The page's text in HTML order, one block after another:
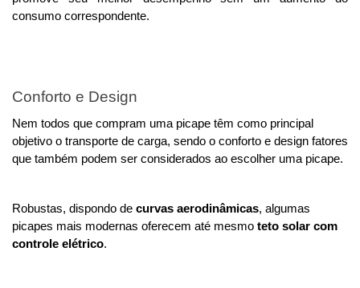
consumo correspondente.
Conforto e Design
Nem todos que compram uma picape têm como principal
objetivo o transporte de carga, sendo o conforto e design fatores
que também podem ser considerados ao escolher uma picape.
Robustas, dispondo de curvas aerodinâmicas, algumas
picapes mais modernas oferecem até mesmo teto solar com
controle elétrico.